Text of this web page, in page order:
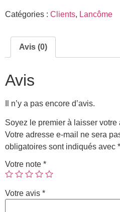
Catégories : Clients, Lancôme
Avis (0)
Avis
Il n’y a pas encore d’avis.
Soyez le premier à laisser votre
Votre adresse e-mail ne sera
obligatoires sont indiqués avec *
Votre note *
Votre avis *